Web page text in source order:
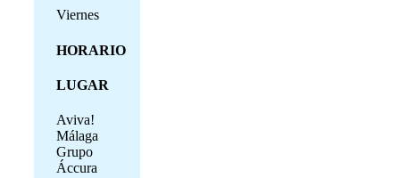
Viernes
HORARIO
LUGAR
Aviva!
Málaga
Grupo
Áccura